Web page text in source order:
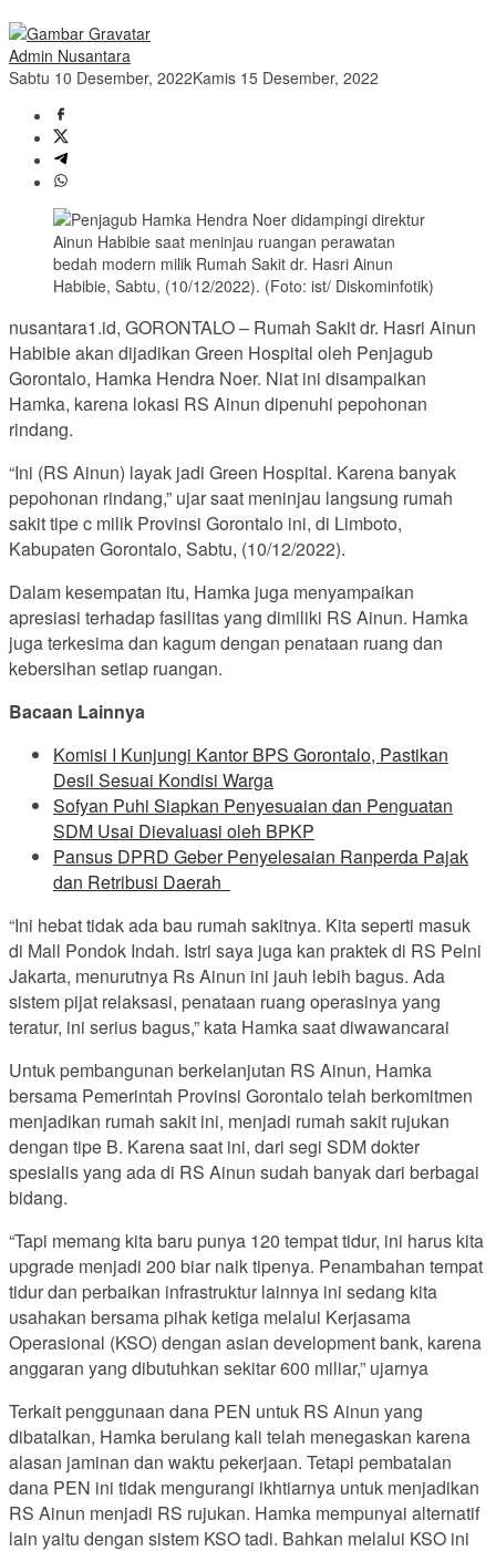
Admin Nusantara
Sabtu 10 Desember, 2022Kamis 15 Desember, 2022
nusantara1.id, GORONTALO – Rumah Sakit dr. Hasri Ainun
Habibie akan dijadikan Green Hospital oleh Penjagub
Gorontalo, Hamka Hendra Noer. Niat ini disampaikan
Hamka, karena lokasi RS Ainun dipenuhi pepohonan
rindang.
“Ini (RS Ainun) layak jadi Green Hospital. Karena banyak
pepohonan rindang,” ujar saat meninjau langsung rumah
sakit tipe c milik Provinsi Gorontalo ini, di Limboto,
Kabupaten Gorontalo, Sabtu, (10/12/2022).
Dalam kesempatan itu, Hamka juga menyampaikan
apresiasi terhadap fasilitas yang dimiliki RS Ainun. Hamka
juga terkesima dan kagum dengan penataan ruang dan
kebersihan setiap ruangan.
Bacaan Lainnya
Komisi I Kunjungi Kantor BPS Gorontalo, Pastikan
Desil Sesuai Kondisi Warga
Sofyan Puhi Siapkan Penyesuaian dan Penguatan
SDM Usai Dievaluasi oleh BPKP
Pansus DPRD Geber Penyelesaian Ranperda Pajak
dan Retribusi Daerah
“Ini hebat tidak ada bau rumah sakitnya. Kita seperti masuk
di Mall Pondok Indah. Istri saya juga kan praktek di RS Pelni
Jakarta, menurutnya Rs Ainun ini jauh lebih bagus. Ada
sistem pijat relaksasi, penataan ruang operasinya yang
teratur, ini serius bagus,” kata Hamka saat diwawancarai
Untuk pembangunan berkelanjutan RS Ainun, Hamka
bersama Pemerintah Provinsi Gorontalo telah berkomitmen
menjadikan rumah sakit ini, menjadi rumah sakit rujukan
dengan tipe B. Karena saat ini, dari segi SDM dokter
spesialis yang ada di RS Ainun sudah banyak dari berbagai
bidang.
“Tapi memang kita baru punya 120 tempat tidur, ini harus kita
upgrade menjadi 200 biar naik tipenya. Penambahan tempat
tidur dan perbaikan infrastruktur lainnya ini sedang kita
usahakan bersama pihak ketiga melalui Kerjasama
Operasional (KSO) dengan asian development bank, karena
anggaran yang dibutuhkan sekitar 600 miliar,” ujarnya
Terkait penggunaan dana PEN untuk RS Ainun yang
dibatalkan, Hamka berulang kali telah menegaskan karena
alasan jaminan dan waktu pekerjaan. Tetapi pembatalan
dana PEN ini tidak mengurangi ikhtiarnya untuk menjadikan
RS Ainun menjadi RS rujukan. Hamka mempunyai alternatif
lain yaitu dengan sistem KSO tadi. Bahkan melalui KSO ini